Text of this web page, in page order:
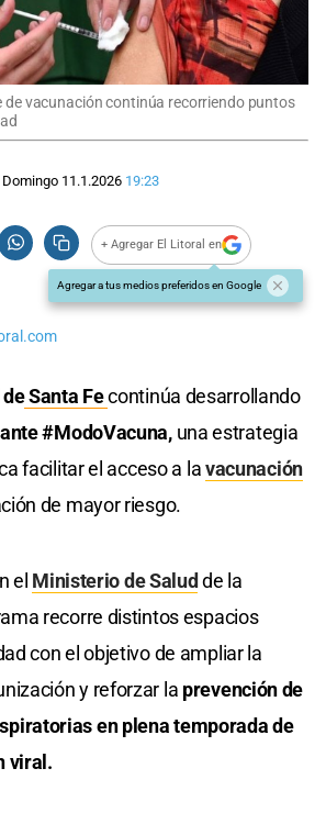
vacunación continúa recorriendo puntos
Domingo 11.1.2026 19:23
+ Agregar El Litoral en
Agregar a tus medios preferidos en Google
deSanta Fecontinúa desarrollando
#ModoVacuna,una estrategia
facilitar el acceso a lavacunación
de mayor riesgo.
el Ministerio de Saludde la
recorre distintos espacios
con el objetivo de ampliar la
y reforzar la prevención de
en plena temporada de
viral.